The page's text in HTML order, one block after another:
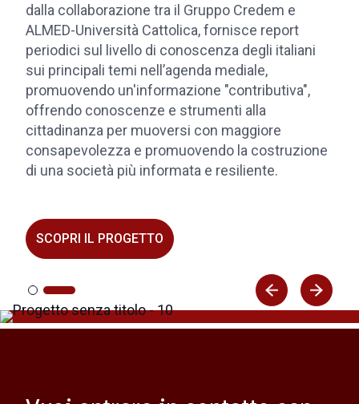
dalla collaborazione tra il Gruppo Credem e
ALMED-Università Cattolica, fornisce report
periodici sul livello di conoscenza degli italiani
sui principali temi nell’agenda mediale,
promuovendo un'informazione "contributiva",
offrendo conoscenze e strumenti alla
cittadinanza per muoversi con maggiore
consapevolezza e promuovendo la costruzione
di una società più informata e resiliente.
SCOPRI IL PROGETTO